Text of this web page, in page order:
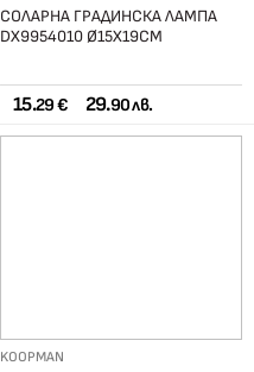
СОЛАРНА ГРАДИНСКА ЛАМПА
DX9954010 Ø15Х19СМ
15.29 € 29.90 лв.
KOOPMAN